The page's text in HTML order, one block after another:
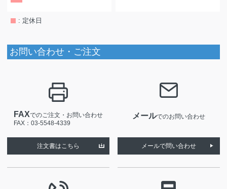
: 定休日
お問い合わせ・ご注文
FAXでのご注文・お問い合わせ
FAX：03-5548-4339
注文書はこちら
メールでのお問い合わせ
メールで問い合わせ